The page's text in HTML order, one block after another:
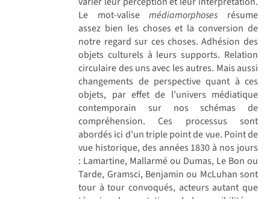
Le mot-valisemédiamorphoses résume
assez bien les choses et la conversion de
notre regard sur ces choses. Adhésion des
objets culturels à leurs supports. Relation
circulaire des uns avec les autres. Mais aussi
changements de perspective quant à ces
objets, par effet de l’univers médiatique
contemporain sur nos schémas de
compréhension. Ces processus sont
abordés ici d’un triple point de vue. Point de
vue historique, des années 1830 à nos jours
: Lamartine, Mallarmé ou Dumas, Le Bon ou
Tarde, Gramsci, Benjamin ou McLuhan sont
tour à tour convoqués, acteurs autant que